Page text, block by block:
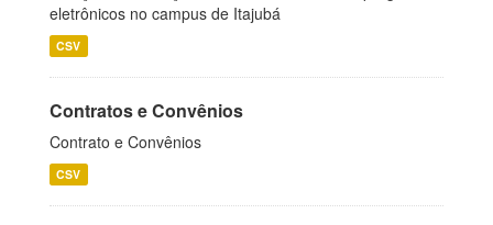
eletrônicos no campus de Itajubá
CSV
Contratos e Convênios
Contrato e Convênios
CSV